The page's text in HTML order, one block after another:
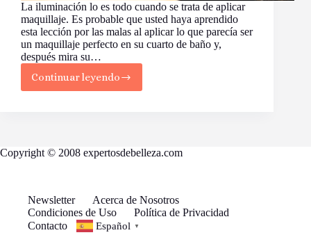
La iluminación lo es todo cuando se trata de aplicar
maquillaje. Es probable que usted haya aprendido
esta lección por las malas al aplicar lo que parecía ser
un maquillaje perfecto en su cuarto de baño y,
después mira su…
Continuar leyendo
El
secreto
Copyright © 2008 expertosdebelleza.com
Newsletter
Acerca de Nosotros
Condiciones de Uso
Política de Privacidad
Contacto
Español ▼